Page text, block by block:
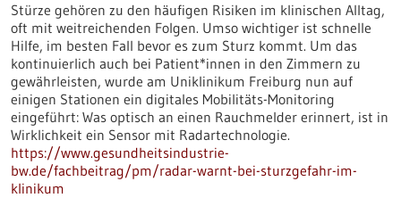
Stürze gehören zu den häufigen Risiken im klinischen Alltag,
oft mit weitreichenden Folgen. Umso wichtiger ist schnelle
Hilfe, im besten Fall bevor es zum Sturz kommt. Um das
kontinuierlich auch bei Patient*innen in den Zimmern zu
gewährleisten, wurde am Uniklinikum Freiburg nun auf
einigen Stationen ein digitales Mobilitäts-Monitoring
eingeführt: Was optisch an einen Rauchmelder erinnert, ist in
Wirklichkeit ein Sensor mit Radartechnologie.
https://www.gesundheitsindustrie-
bw.de/fachbeitrag/pm/radar-warnt-bei-sturzgefahr-im-
klinikum